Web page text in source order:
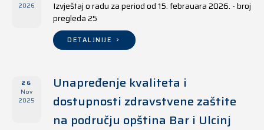
2026
Izvještaj o radu za period od 15. febrauara 2026. - broj
pregleda 25
DETALJNIJE
26
Nov
2025
Unapređenje kvaliteta i
dostupnosti zdravstvene zaštite
na području opština Bar i Ulcinj